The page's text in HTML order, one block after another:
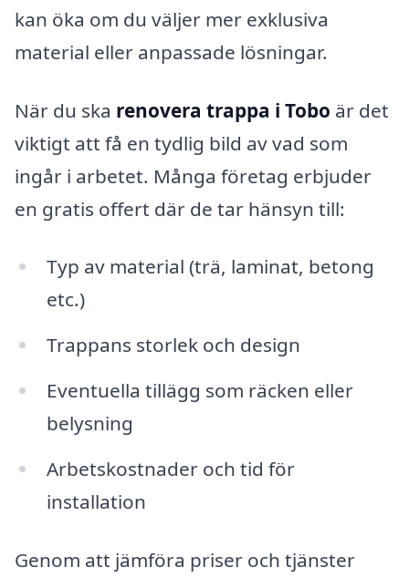
kan öka om du väljer mer exklusiva
material eller anpassade lösningar.
När du ska renovera trappa i Tobo är det
viktigt att få en tydlig bild av vad som
ingår i arbetet. Många företag erbjuder
en gratis offert där de tar hänsyn till:
Typ av material (trä, laminat, betong
etc.)
Trappans storlek och design
Eventuella tillägg som räcken eller
belysning
Arbetskostnader och tid för
installation
Genom att jämföra priser och tjänster